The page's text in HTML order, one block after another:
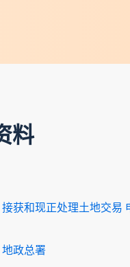
料
接获和现正处理土地交易
地政总署